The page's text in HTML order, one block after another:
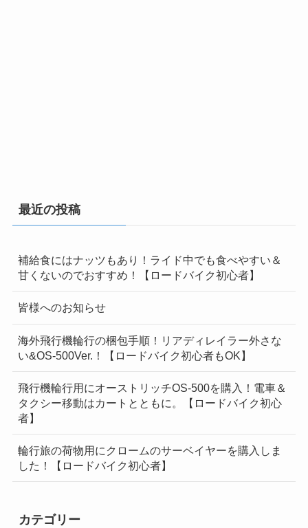
最近の投稿
補給食にはナッツもあり！ライド中でも食べやすい＆
甘くないのでおすすめ！【ロードバイク初心者】
皆様へのお知らせ
海外飛行機輪行の梱包手順！リアディレイラー外さな
い&OS-500Ver.！【ロードバイク初心者もOK】
飛行機輪行用にオーストリッチOS-500を購入！電車＆
タクシー移動はカートとともに。【ロードバイク初心
者】
輪行旅の荷物用にクロームのサーベイヤーを購入しま
した！【ロードバイク初心者】
カテゴリー